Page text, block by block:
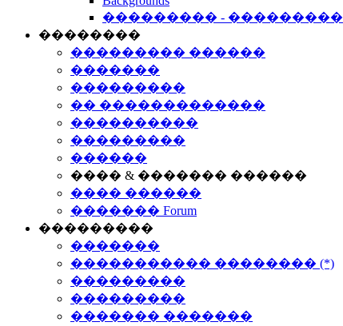
��������� - ���������
��������
��������� ������
�������
���������
�� �������������
����������
���������
������
���� & ������� ������
���� ������
������� Forum
���������
�������
����������� �������� (*)
���������
���������
������� �������